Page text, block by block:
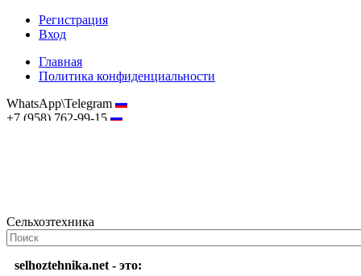
Регистрация
Вход
Главная
Политика конфиденциальности
WhatsApp\Telegram
+7 (958) 762-99-15
Сельхозтехника
selhoztehnika.net - это: